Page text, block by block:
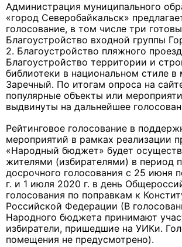
Администрация муниципального
«город Северобайкальск»
голосование, в том числе три
Благоустройство входной группы
2. Благоустройство пляжного
Благоустройство территории и
библиотеки в национальном стиле
Заречный. По итогам опроса на
популярные объекты или
выдвинуты на дальнейшее
Рейтинговое голосование в
мероприятий в рамках реализации
«Народный бюджет» будет
жителями (избирателями) в период
досрочного голосования с 25 июня
г. и 1 июля 2020 г. в день
голосования по поправкам к
Российской Федерации (В
Народного бюджета принимают
избиратели, пришедшие на УИКи.
помещения не предусмотрено).